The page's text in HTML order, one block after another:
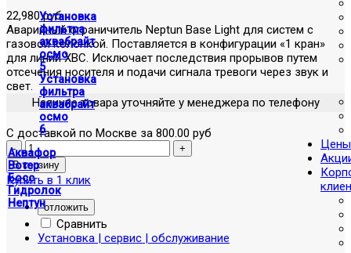
Установка
фильтра
аквабрайт
осмо
5
Установка
фильтра
аквабрайт
осмо
6
Аквафор
Вотер
Босс
Гидролок
Нептун
Цены
22,980 руб
Аварийный ограничитель Neptun Base Light для систем с
газовой колонкой. Поставляется в конфигурации «1 кран»
для линий ХВС. Исключает последствия прорывов путем
отсечения носителя и подачи сигнала тревоги через звук и
свет.
Наличие товара уточняйте у менеджера по телефону
С доставкой по Москве за 800.00 руб
Купить в 1 клик
отложить
Сравнить
Установка | сервис | обслуживание